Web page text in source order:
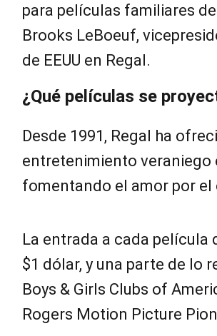
para películas familiares
Brooks LeBoeuf,
de EEUU en Regal.
¿Qué películas se
Desde 1991, Regal ha
entretenimiento veraniego
fomentando el amor por
La entrada a cada película
$1 dólar, y una parte de lo
Boys & Girls Clubs of
Rogers Motion Picture